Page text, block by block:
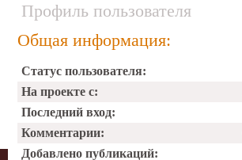
Профиль пользователя
Общая информация:
Статус пользователя:
На проекте с:
Последний вход:
Комментарии:
Добавлено публикаций: